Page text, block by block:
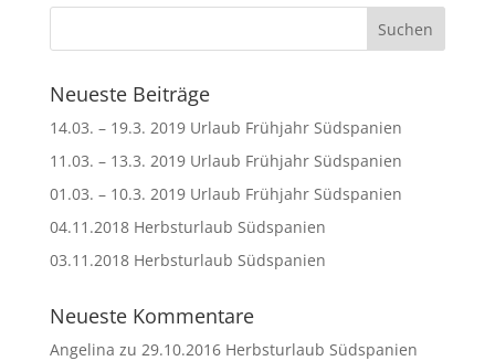
Neueste Beiträge
14.03. – 19.3. 2019 Urlaub Frühjahr Südspanien
11.03. – 13.3. 2019 Urlaub Frühjahr Südspanien
01.03. – 10.3. 2019 Urlaub Frühjahr Südspanien
04.11.2018 Herbsturlaub Südspanien
03.11.2018 Herbsturlaub Südspanien
Neueste Kommentare
Angelina zu 29.10.2016 Herbsturlaub Südspanien